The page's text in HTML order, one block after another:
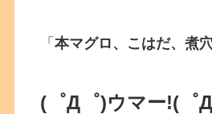
「本マグロ、こはだ、煮
(゜Д゜)ウマー!(゜